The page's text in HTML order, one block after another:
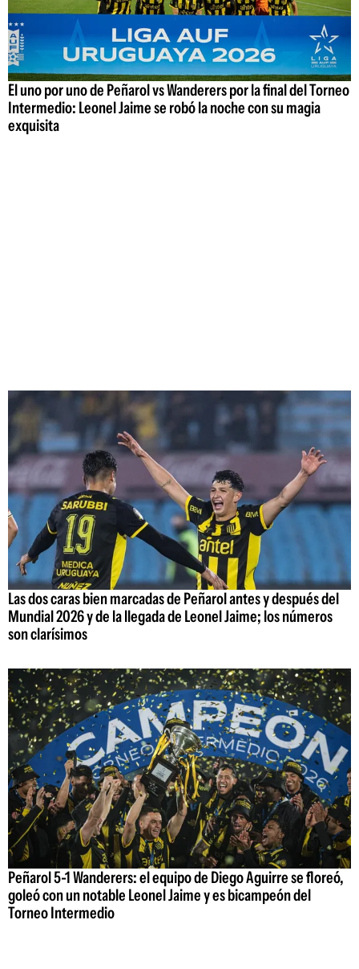
El uno por uno de Peñarol vs Wanderers por la final del Torneo
Intermedio: Leonel Jaime se robó la noche con su magia
exquisita
Las dos caras bien marcadas de Peñarol antes y después del
Mundial 2026 y de la llegada de Leonel Jaime; los números
son clarísimos
Peñarol 5-1 Wanderers: el equipo de Diego Aguirre se floreó,
goleó con un notable Leonel Jaime y es bicampeón del
Torneo Intermedio